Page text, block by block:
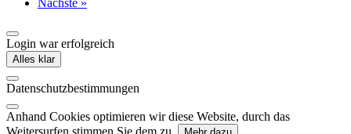
Nächste »
Login war erfolgreich
Alles klar
Datenschutzbestimmungen
Anhand Cookies optimieren wir diese Website, durch das
Weitersurfen stimmen Sie dem zu.